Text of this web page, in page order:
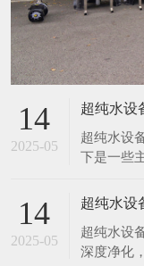
14
2025-05
超纯水设
超纯水设
下是一些
于清洗硅
制造中，
洗干净，
极其微量
14
2025-05
超纯水设
超纯水设
深度净化